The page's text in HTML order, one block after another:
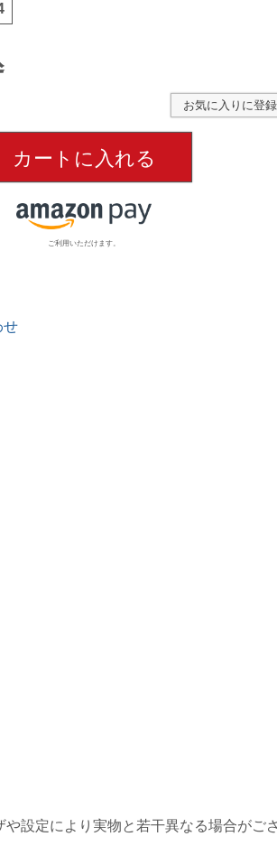
お気に入りに登
カートに入れる
ご利用いただけます。
せ
設定により実物と若干異なる場合がござ